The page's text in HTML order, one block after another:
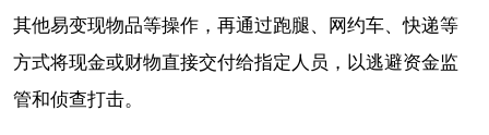
其他易变现物品等操作，再通过跑腿、网约车、快递等
方式将现金或财物直接交付给指定人员，以逃避资金监
管和侦查打击。